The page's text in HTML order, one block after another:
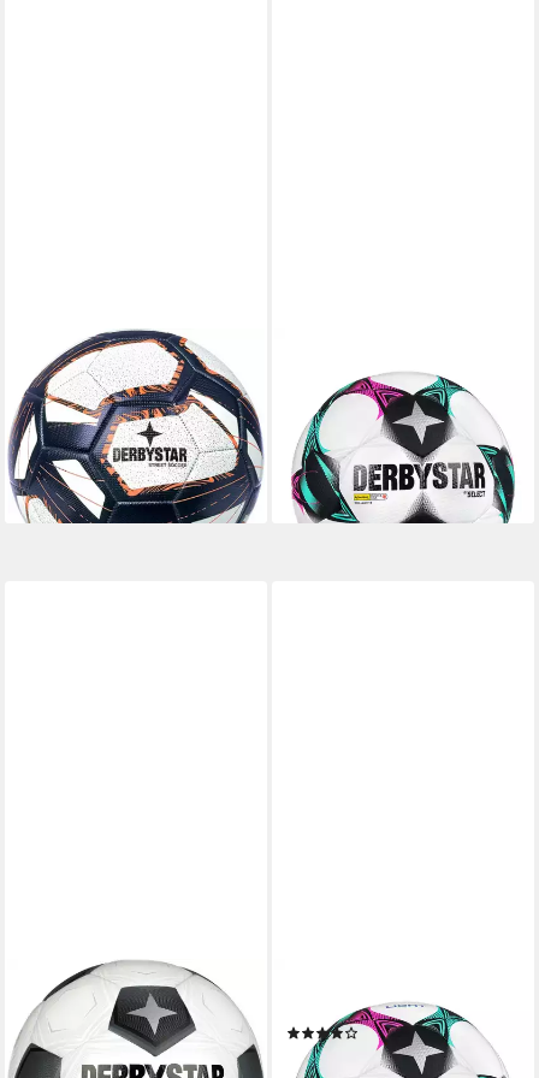
DERBYSTAR
Fußball Derbystar Fussball
Street Soccer
23,15 €
lieferbar - in 3-4 Werktagen bei dir
Fußball Derbystar, stabil
18,12 €
UVP39,95 €
-55%
lieferbar - in 3-4 Werktagen bei dir
DERBYSTAR
Fußball Derbystar Bundesliga
Brillant Replica Classic V23
Gr. 5 Bundesliga (Kein Set),
Fußball Derbystar, stabil
(1)
25,28 € UVP29,95 €